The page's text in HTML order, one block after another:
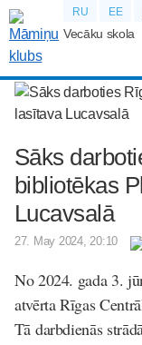
RU EE
Vecāku skola
Sāks
bibliotēkas
Lucavsalā
27. May 2024, 20:10
No 2024. gada 3.
atvērta Rīgas
Tā darbdienās